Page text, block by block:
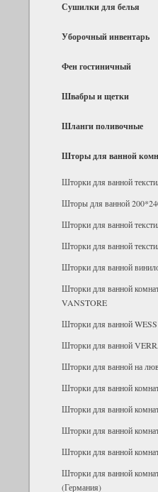
Сушилки для белья
Уборочный инвентарь
Фен гостиничный
Швабры и щетки
Шланги поливочные
Шторы для ванной
Шторки для ванной
Шторы для ванной
Шторки для ванной
Шторки для ванной
Шторки для ванной
Шторки для ванной
VANSTORE
Шторки для ванной WESS
Шторки для ванной
Шторки для ванной на
Шторки для ванной
Шторки для ванной
Шторки для ванной
Шторки для ванной
Шторки для ванной
(Германия)